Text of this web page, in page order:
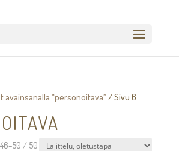
avainsanalla “personoitava”/ Sivu 6
/ 50